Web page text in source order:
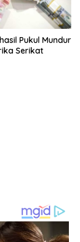
Pukul Mundur
Serikat